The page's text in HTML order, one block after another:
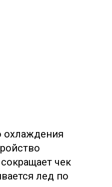
охлаждения
чек
лед по